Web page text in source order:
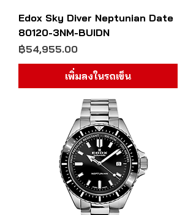
Edox Sky Diver Neptunian Date
80120-3NM-BUIDN
ราคา
฿54,955.00
เพิ่มลงในรถเข็น